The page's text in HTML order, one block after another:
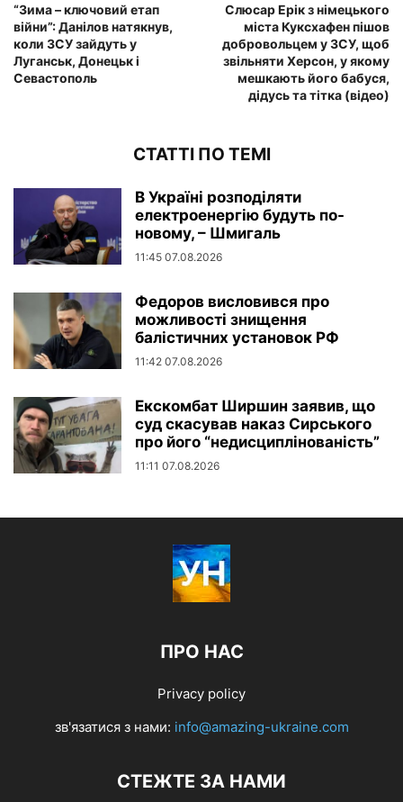
“Зима – ключовий етап
війни”: Данілов натякнув,
коли ЗСУ зайдуть у
Луганськ, Донецьк і
Севастополь
Слюсар Ерік з німецького
міста Куксхафен пішов
добровольцем у ЗСУ, щоб
звільняти Херсон, у якому
мешкають його бабуся,
дідусь та тітка (відео)
СТАТТІ ПО ТЕМІ
В Україні розподіляти
електроенергію будуть по-
новому, – Шмигаль
11:45 07.08.2026
Федоров висловився про
можливості знищення
балістичних установок РФ
11:42 07.08.2026
Екскомбат Ширшин заявив, що
суд скасував наказ Сирського
про його “недисциплінованість”
11:11 07.08.2026
ПРО НАС
Privacy policy
зв'язатися з нами: info@amazing-ukraine.com
СТЕЖТЕ ЗА НАМИ